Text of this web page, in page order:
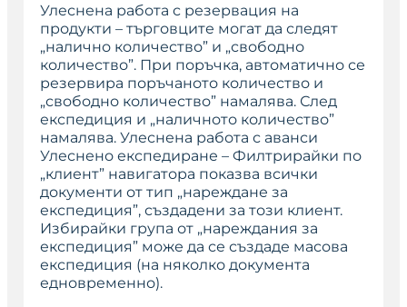
Улеснена работа с резервация на
продукти – търговците могат да следят
„налично количество” и „свободно
количество”. При поръчка, автоматично се
резервира поръчаното количество и
„свободно количество” намалява. След
експедиция и „наличното количество”
намалява. Улеснена работа с аванси
Улеснено експедиране – Филтрирайки по
„клиент” навигатора показва всички
документи от тип „нареждане за
експедиция”, създадени за този клиент.
Избирайки група от „нареждания за
експедиция” може да се създаде масова
експедиция (на няколко документа
едновременно).